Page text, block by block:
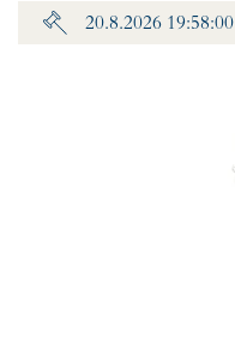
20.8.2026 19:58:00